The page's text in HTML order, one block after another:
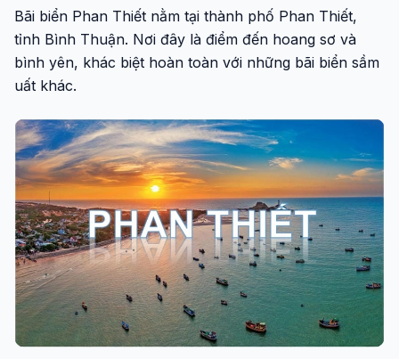
Bãi biển Phan Thiết nằm tại thành phố Phan Thiết,
tỉnh Bình Thuận. Nơi đây là điểm đến hoang sơ và
bình yên, khác biệt hoàn toàn với những bãi biển sầm
uất khác.